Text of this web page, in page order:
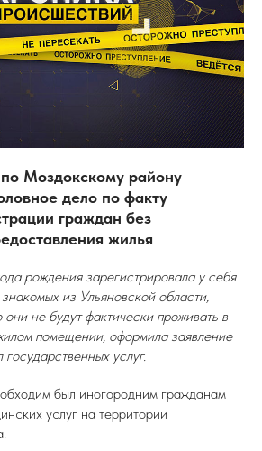
Моздокскому району
дело по факту
граждан без
жилья
рождения зарегистрировала у себя
из Ульяновской области,
они не будут фактически проживать в
помещении, оформила заявление
услуг.
был иногородним гражданам
услуг на территории